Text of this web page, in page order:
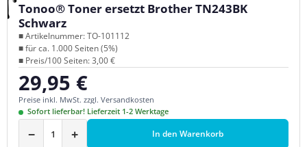
Tonoo® Toner ersetzt Brother TN243BK
Schwarz
■ Artikelnummer: TO-101112
■ für ca. 1.000 Seiten (5%)
■ Preis/100 Seiten: 3,00 €
Regulärer Preis:
29,95 €
Preise inkl. MwSt. zzgl. Versandkosten
Sofort lieferbar! Lieferzeit 1-2 Werktage
− + In den Warenkorb